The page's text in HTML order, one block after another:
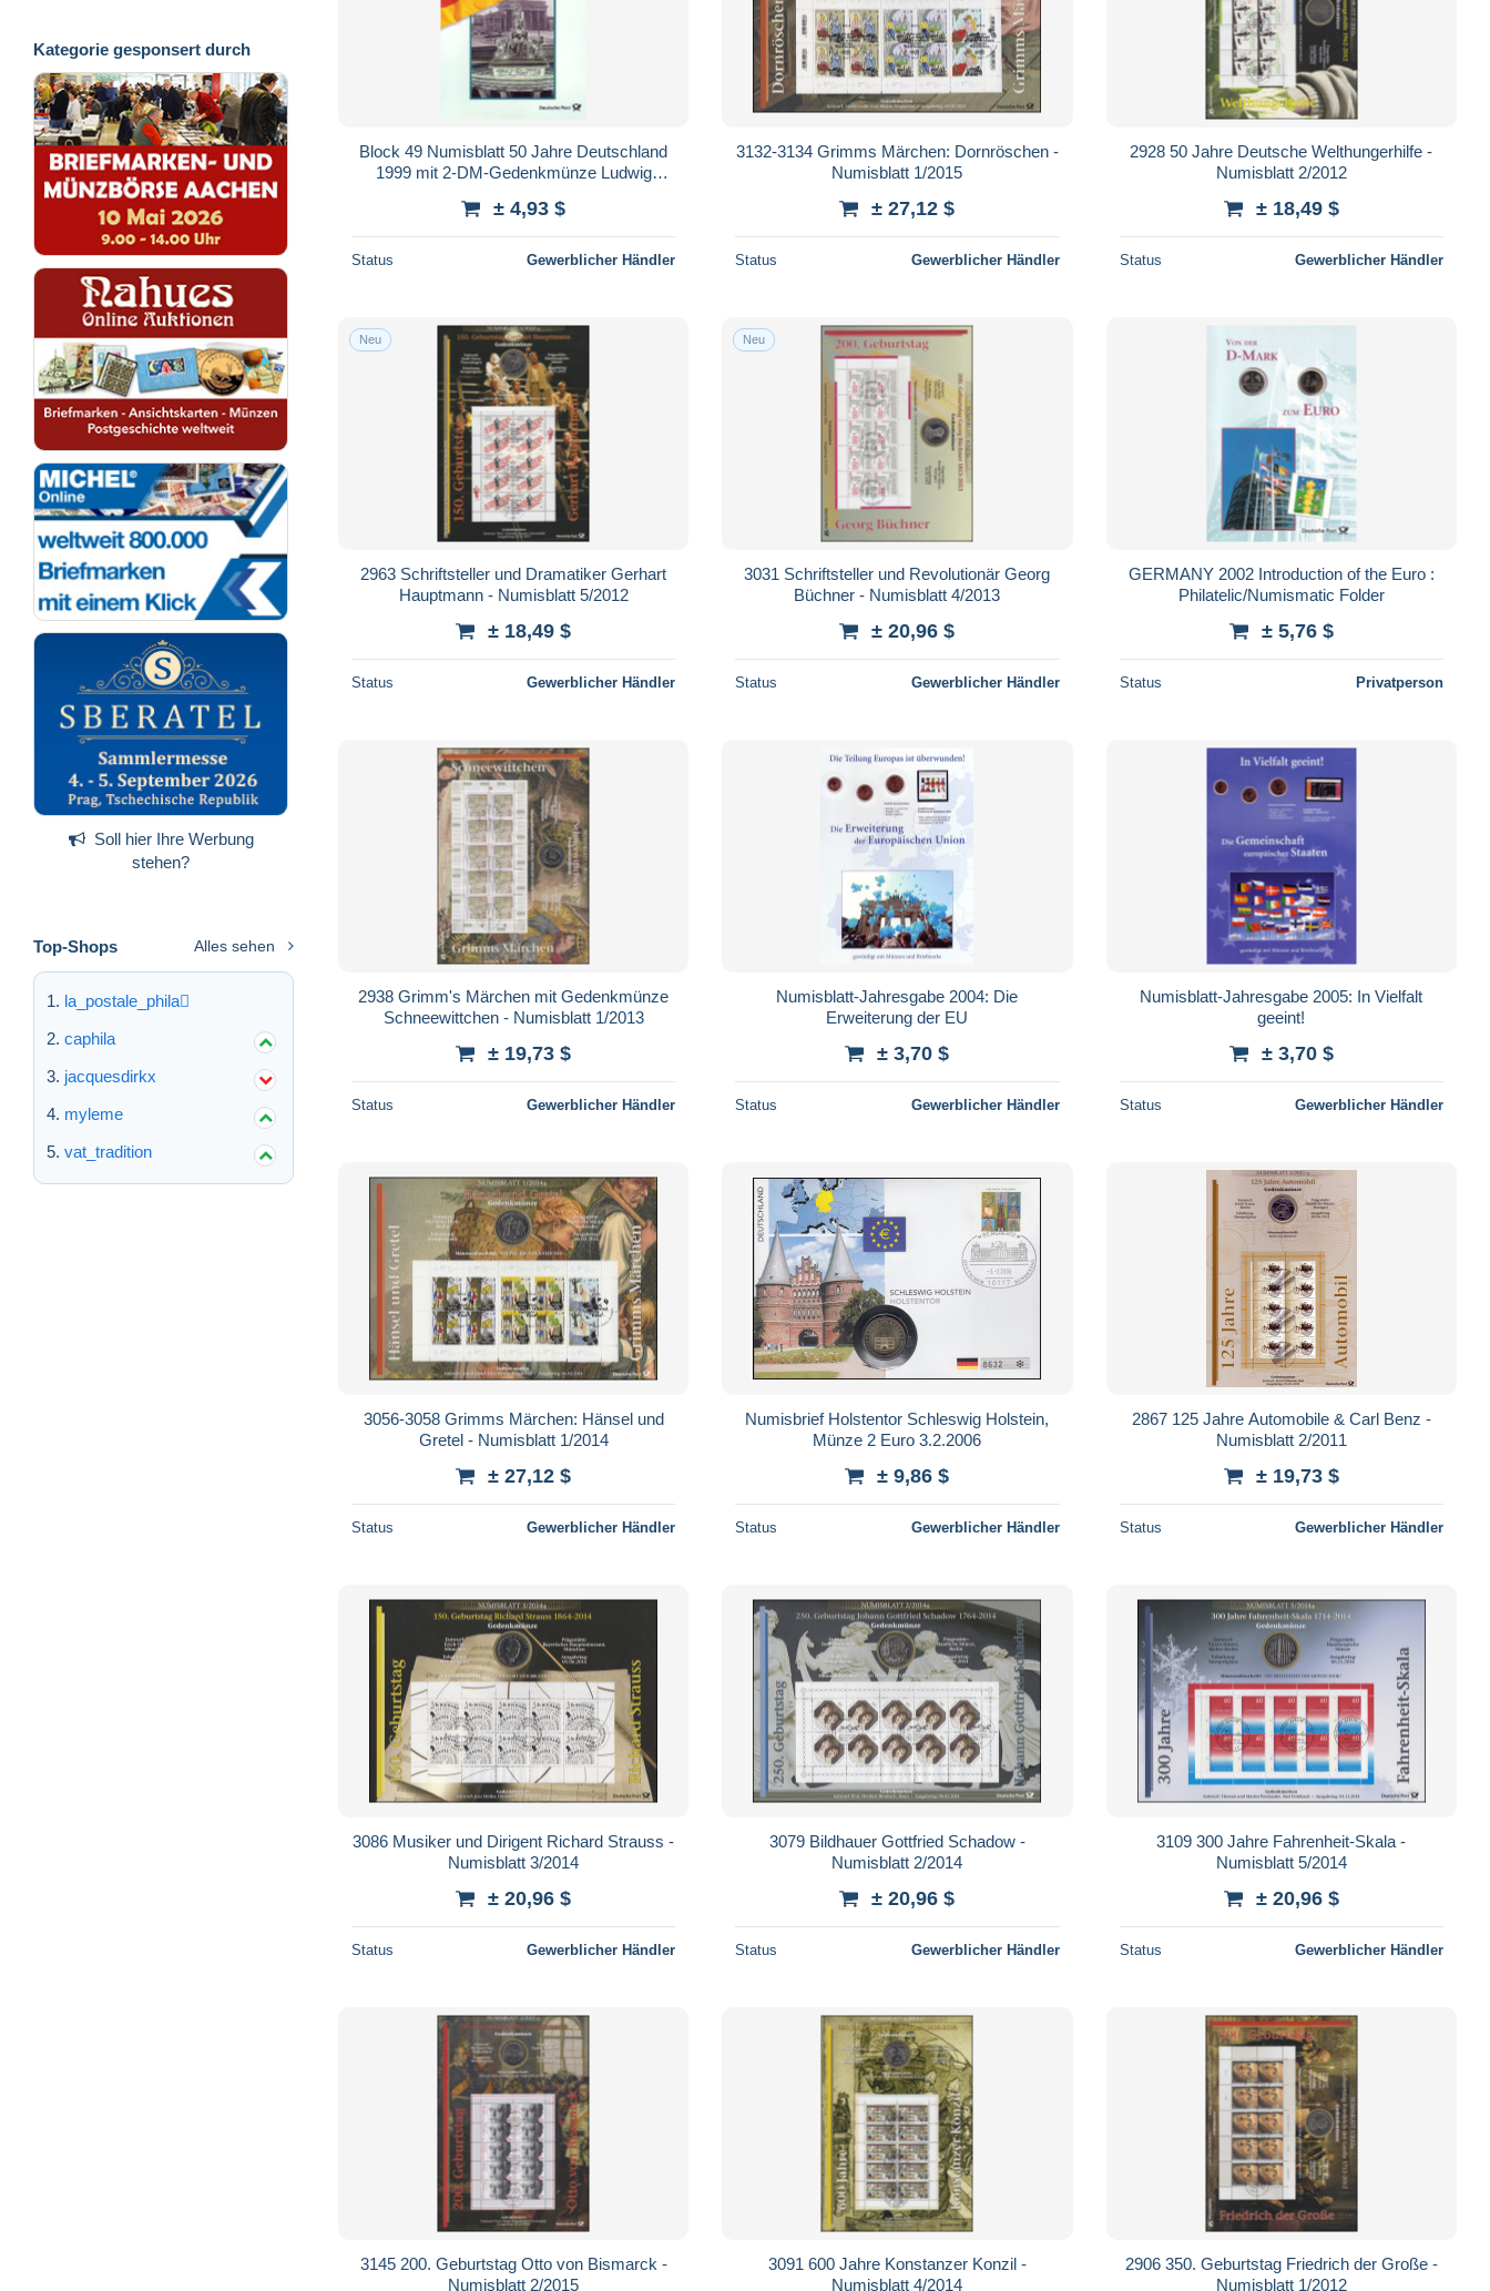
Kategorie gesponsert durch
Soll hier Ihre Werbung
stehen?
Top-Shops Alles sehen
la_postale_phila
caphila
jacquesdirkx
myleme
vat_tradition
Block 49 Numisblatt 50 Jahre Deutschland
1999 mit 2-DM-Gedenkmünze Ludwig
± 4,93 $
Status Gewerblicher Händler
3132-3134 Grimms Märchen: Dornröschen -
Numisblatt 1/2015
± 27,12 $
Status Gewerblicher Händler
2928 50 Jahre Deutsche Welthungerhilfe -
Numisblatt 2/2012
± 18,49 $
Status Gewerblicher Händler
Neu
2963 Schriftsteller und Dramatiker Gerhart
Hauptmann - Numisblatt 5/2012
± 18,49 $
Status Gewerblicher Händler
Neu
3031 Schriftsteller und Revolutionär Georg
Büchner - Numisblatt 4/2013
± 20,96 $
Status Gewerblicher Händler
GERMANY 2002 Introduction of the Euro :
Philatelic/Numismatic Folder
± 5,76 $
Status Privatperson
2938 Grimm's Märchen mit Gedenkmünze
Schneewittchen - Numisblatt 1/2013
± 19,73 $
Status Gewerblicher Händler
Numisblatt-Jahresgabe 2004: Die
Erweiterung der EU
± 3,70 $
Status Gewerblicher Händler
Numisblatt-Jahresgabe 2005: In Vielfalt
geeint!
± 3,70 $
Status Gewerblicher Händler
3056-3058 Grimms Märchen: Hänsel und
Gretel - Numisblatt 1/2014
± 27,12 $
Status Gewerblicher Händler
Numisbrief Holstentor Schleswig Holstein,
Münze 2 Euro 3.2.2006
± 9,86 $
Status Gewerblicher Händler
2867 125 Jahre Automobile & Carl Benz -
Numisblatt 2/2011
± 19,73 $
Status Gewerblicher Händler
3086 Musiker und Dirigent Richard Strauss -
Numisblatt 3/2014
± 20,96 $
Status Gewerblicher Händler
3079 Bildhauer Gottfried Schadow -
Numisblatt 2/2014
± 20,96 $
Status Gewerblicher Händler
3109 300 Jahre Fahrenheit-Skala -
Numisblatt 5/2014
± 20,96 $
Status Gewerblicher Händler
3145 200. Geburtstag Otto von Bismarck -
Numisblatt 2/2015
3091 600 Jahre Konstanzer Konzil -
Numisblatt 4/2014
2906 350. Geburtstag Friedrich der Große -
Numisblatt 1/2012